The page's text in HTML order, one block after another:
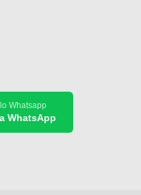
Whatsapp
WhatsApp